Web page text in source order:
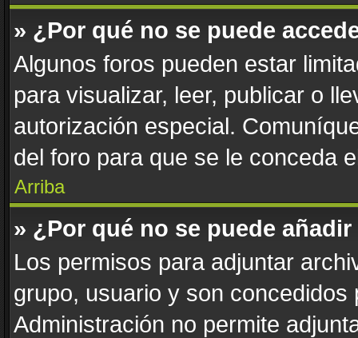
» ¿Por qué no se puede
Algunos foros pueden estar
para visualizar, leer, publicar o
autorización especial.
del foro para que se le conceda
Arriba
» ¿Por qué no se puede
Los permisos para adjuntar
grupo, usuario y son concedidos
Administración no permite